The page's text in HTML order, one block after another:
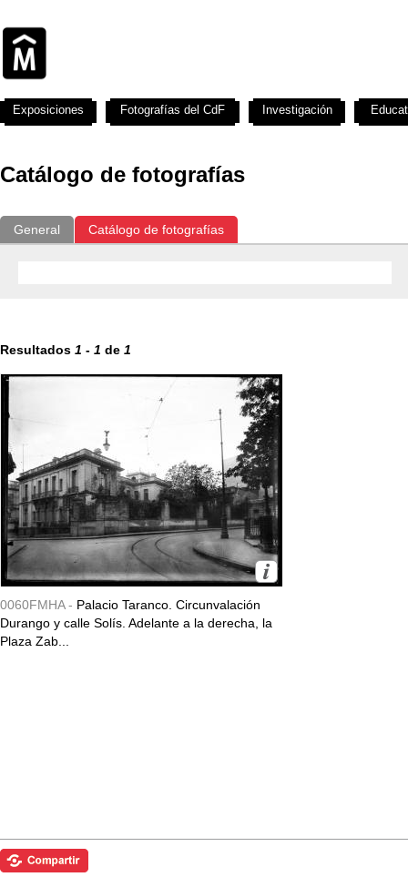
Catálogo de fotografías
General Catálogo de fotografías
Resultados 1 - 1 de 1
0060FMHA - Palacio Taranco. Circunvalación
Durango y calle Solís. Adelante a la derecha, la
Plaza Zab...
Exposiciones Fotografías del CdF Investigación